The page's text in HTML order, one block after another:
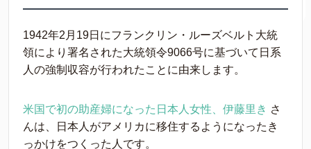
1942年2月19日にフランクリン・ルーズベルト大統
領により署名された大統領令9066号に基づいて日系
人の強制収容が行われたことに由来します。
米国で初の助産婦になった日本人女性、伊藤里き さ
んは、日本人がアメリカに移住するようになったき
っかけをつくった人です。